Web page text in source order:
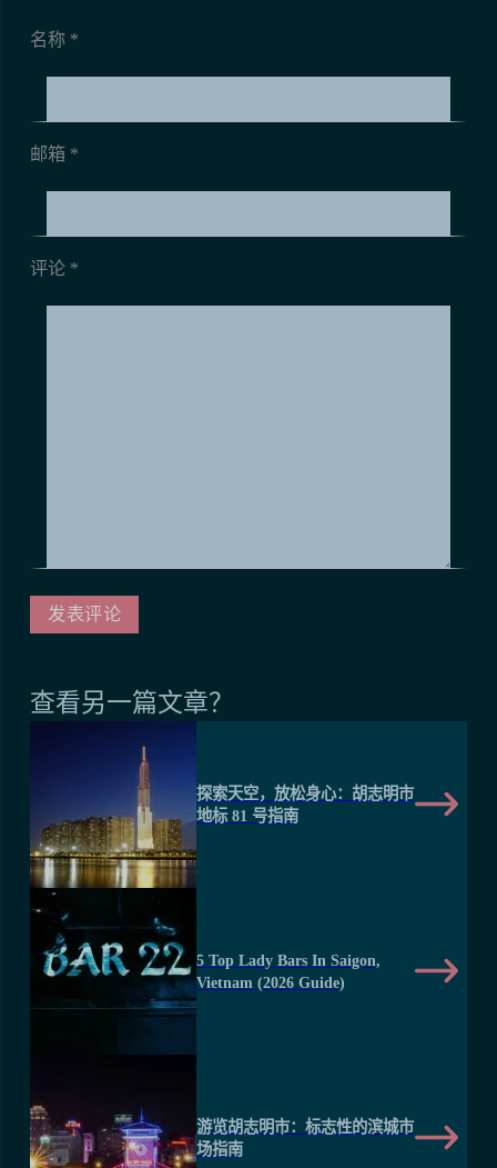
名称 *
邮箱 *
评论 *
查看另一篇文章？
探索天空，放松身心：胡志明市
地标 81 号指南
5 Top Lady Bars In Saigon,
Vietnam (2026 Guide)
游览胡志明市：标志性的滨城市
场指南